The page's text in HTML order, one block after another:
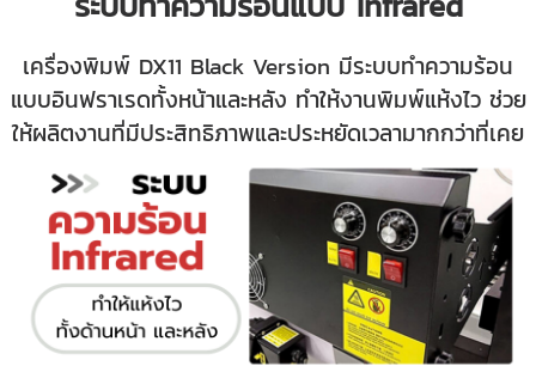
เครื่องพิมพ์ DX11 Black Version มีระบบทำความร้อน
แบบอินฟราเรดทั้งหน้าและหลัง ทำให้งานพิมพ์แห้งไว ช่วย
ให้ผลิตงานที่มีประสิทธิภาพและประหยัดเวลามากกว่าที่เคย